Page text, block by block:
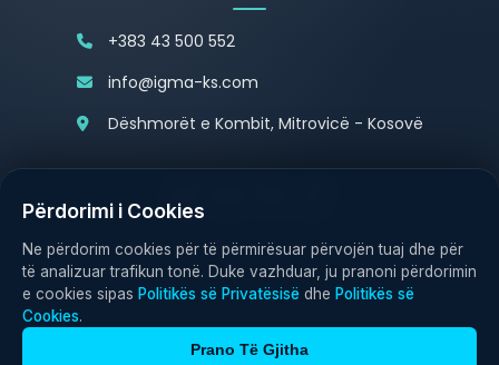
+383 43 500 552
info@igma-ks.com
Dëshmorët e Kombit, Mitrovicë - Kosovë
Politika e Privatësisë Politika e Cookies
Përdorimi i Cookies
Ne përdorim cookies për të përmirësuar përvojën tuaj dhe për
të analizuar trafikun tonë. Duke vazhduar, ju pranoni përdorimin
e cookies sipas Politikës së Privatësisë dhe Politikës së
Cookies.
Prano Të Gjitha